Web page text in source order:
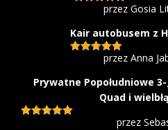
Oceniono5
przez Gosia
Kair autobusem z
Oceniono5
przez Anna
Prywatne Popołudniowe
Quad i
przez